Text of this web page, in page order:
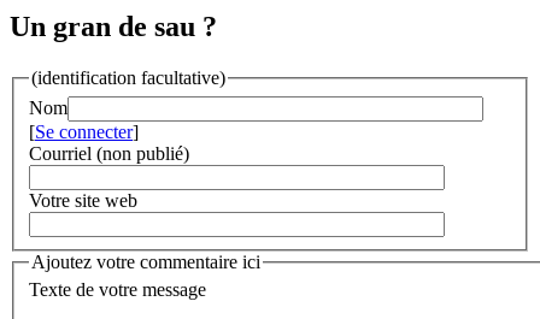
Un gran de sau ?
(identification facultative)
Nom
[Se connecter]
Courriel (non publié)
Votre site web
Ajoutez votre commentaire ici
Texte de votre message